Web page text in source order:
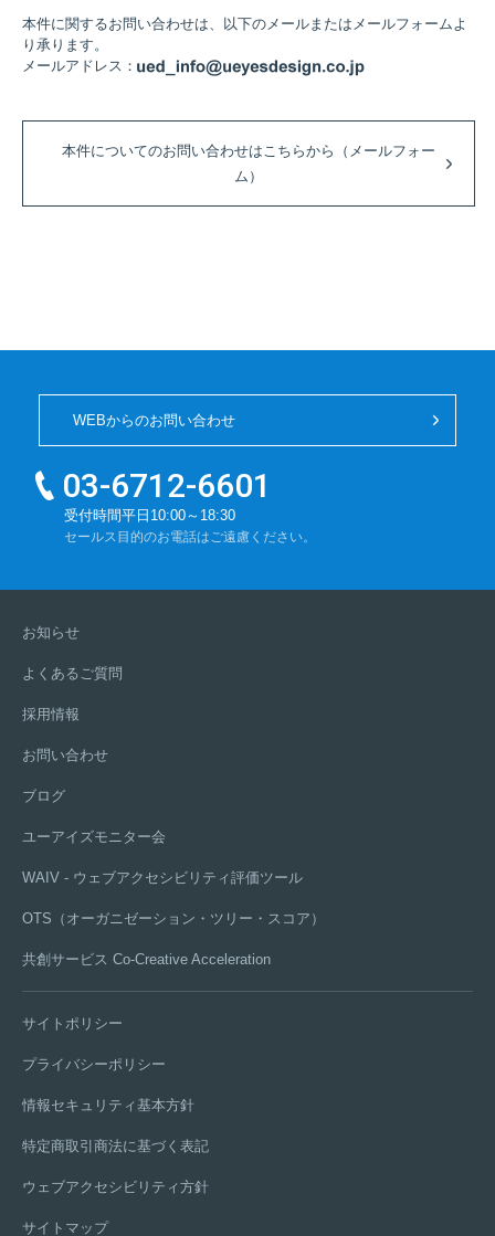
本件に関するお問い合わせは、以下のメールまたはメールフォームよ
り承ります。
メールアドレス：
本件についてのお問い合わせはこちらから（メールフォー
ム）
WEBからのお問い合わせ
電
号：
03-6712-6601
受付時間平日10:00～18:30
セールス目的のお電話はご遠慮ください。
お知らせ
よくあるご質問
採用情報
お問い合わせ
ブログ
ユーアイズモニター会
WAIV - ウェブアクセシビリティ評価ツール
OTS（オーガニゼーション・ツリー・スコア）
共創サービス Co-Creative Acceleration
サイトポリシー
プライバシーポリシー
情報セキュリティ基本方針
特定商取引商法に基づく表記
ウェブアクセシビリティ方針
サイトマップ